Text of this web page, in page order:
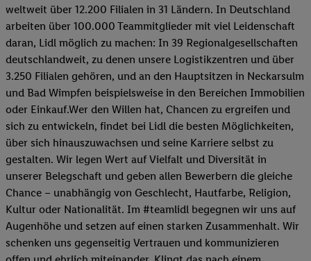
weltweit über 12.200 Filialen in 31 Ländern. In Deutschland
arbeiten über 100.000 Teammitglieder mit viel Leidenschaft
daran, Lidl möglich zu machen: In 39 Regionalgesellschaften
deutschlandweit, zu denen unsere Logistikzentren und über
3.250 Filialen gehören, und an den Hauptsitzen in Neckarsulm
und Bad Wimpfen beispielsweise in den Bereichen Immobilien
oder Einkauf.Wer den Willen hat, Chancen zu ergreifen und
sich zu entwickeln, findet bei Lidl die besten Möglichkeiten,
über sich hinauszuwachsen und seine Karriere selbst zu
gestalten. Wir legen Wert auf Vielfalt und Diversität in
unserer Belegschaft und geben allen Bewerbern die gleiche
Chance – unabhängig von Geschlecht, Hautfarbe, Religion,
Kultur oder Nationalität. Im #teamlidl begegnen wir uns auf
Augenhöhe und setzen auf einen starken Zusammenhalt. Wir
schenken uns gegenseitig Vertrauen und kommunizieren